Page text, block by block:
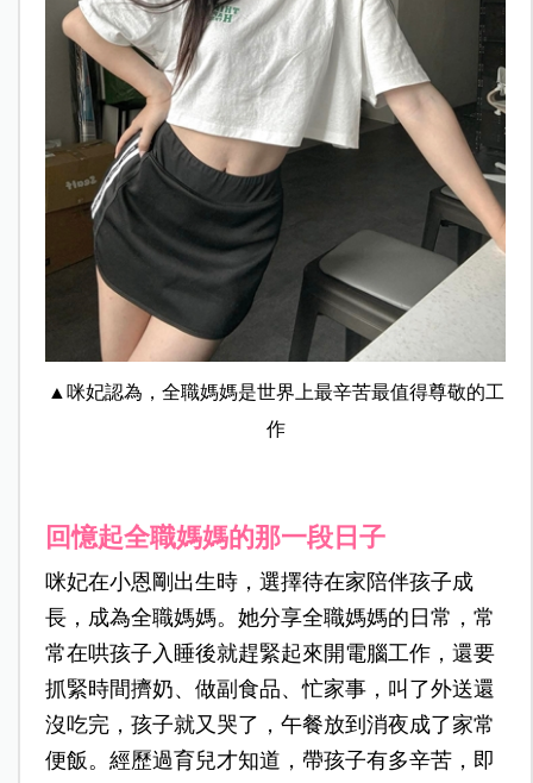
▲咪妃認為，全職媽媽是世界上最辛苦最值得尊敬的工
作
回憶起全職媽媽的那一段日子
咪妃在小恩剛出生時，選擇待在家陪伴孩子成
長，成為全職媽媽。她分享全職媽媽的日常，常
常在哄孩子入睡後就趕緊起來開電腦工作，還要
抓緊時間擠奶、做副食品、忙家事，叫了外送還
沒吃完，孩子就又哭了，午餐放到消夜成了家常
便飯。經歷過育兒才知道，帶孩子有多辛苦，即